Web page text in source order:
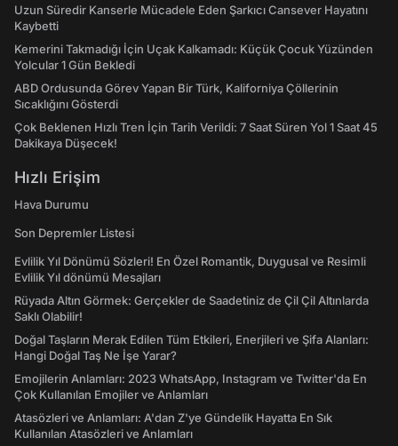
Uzun Süredir Kanserle Mücadele Eden Şarkıcı Cansever Hayatını
Kaybetti
Kemerini Takmadığı İçin Uçak Kalkamadı: Küçük Çocuk Yüzünden
Yolcular 1 Gün Bekledi
ABD Ordusunda Görev Yapan Bir Türk, Kaliforniya Çöllerinin
Sıcaklığını Gösterdi
Çok Beklenen Hızlı Tren İçin Tarih Verildi: 7 Saat Süren Yol 1 Saat 45
Dakikaya Düşecek!
Hızlı Erişim
Hava Durumu
Son Depremler Listesi
Evlilik Yıl Dönümü Sözleri! En Özel Romantik, Duygusal ve Resimli
Evlilik Yıl dönümü Mesajları
Rüyada Altın Görmek: Gerçekler de Saadetiniz de Çil Çil Altınlarda
Saklı Olabilir!
Doğal Taşların Merak Edilen Tüm Etkileri, Enerjileri ve Şifa Alanları:
Hangi Doğal Taş Ne İşe Yarar?
Emojilerin Anlamları: 2023 WhatsApp, Instagram ve Twitter'da En
Çok Kullanılan Emojiler ve Anlamları
Atasözleri ve Anlamları: A'dan Z'ye Gündelik Hayatta En Sık
Kullanılan Atasözleri ve Anlamları